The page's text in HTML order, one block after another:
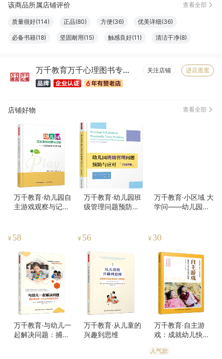
该商品所属店铺评价 查看全部
质量很好(114) 正品(80) 方便(36) 优美详细(36)
必备书籍(18) 坚固耐用(15) 触感良好(11) 清洁干净(8)
包装很好(6) 大小合适(6) 真材实料(6) 纸张精良(6)
万千教育万千心理图书专营店 关注店铺 进店逛逛
店铺好物 查看全部
万千教育·幼儿园自
主游戏观察与记录
¥ 58
万千教育·幼儿园班
级管理问题预防与
¥ 56
万千教育·小区域 大
学问——幼儿园区
¥ 30
万千教育·与幼儿一
起解决问题：捕捉
万千教育·从儿童的
兴趣到思维
万千教育·自主游
戏：成就幼儿快乐
人气款